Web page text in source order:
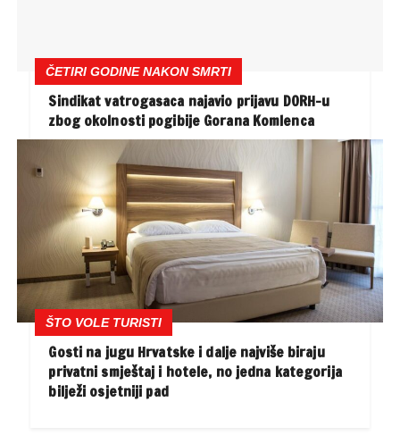
ČETIRI GODINE NAKON SMRTI
Sindikat vatrogasaca najavio prijavu DORH-u
zbog okolnosti pogibije Gorana Komlenca
ŠTO VOLE TURISTI
Gosti na jugu Hrvatske i dalje najviše biraju
privatni smještaj i hotele, no jedna kategorija
bilježi osjetniji pad